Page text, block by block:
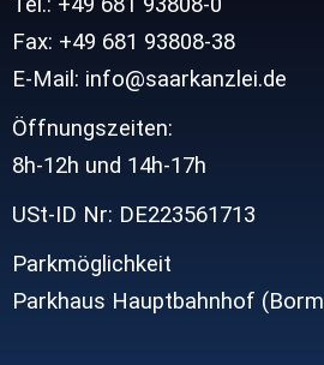
Tel.: +49 681 93808-0
Fax: +49 681 93808-38
E-Mail: info@saarkanzlei.de
Öffnungszeiten:
8h-12h und 14h-17h
USt-ID Nr: DE223561713
Parkmöglichkeit
Parkhaus Hauptbahnhof